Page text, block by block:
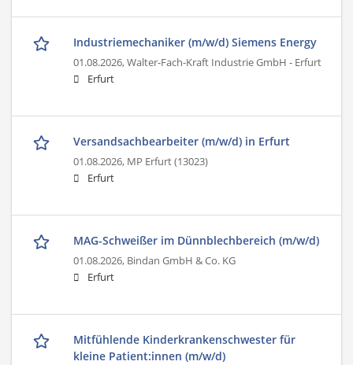
Industriemechaniker (m/w/d) Siemens Energy
01.08.2026,Walter-Fach-Kraft Industrie GmbH - Erfurt
Erfurt
Versandsachbearbeiter (m/w/d) in Erfurt
01.08.2026, MP Erfurt (13023)
Erfurt
MAG-Schweißer im Dünnblechbereich (m/w/d)
01.08.2026, Bindan GmbH & Co. KG
Erfurt
Mitfühlende Kinderkrankenschwester für
kleine Patient:innen (m/w/d)